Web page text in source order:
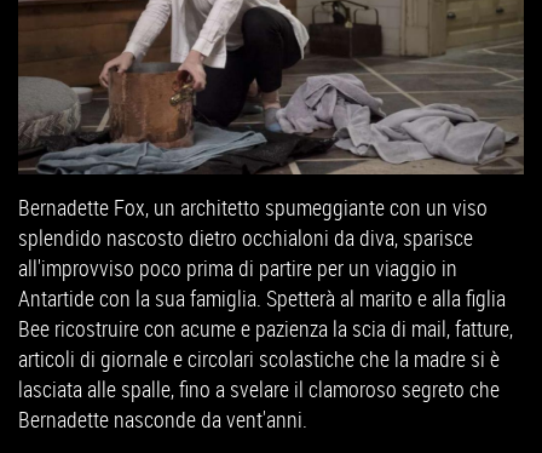
Bernadette Fox, un architetto spumeggiante con un viso
splendido nascosto dietro occhialoni da diva, sparisce
all'improvviso poco prima di partire per un viaggio in
Antartide con la sua famiglia. Spetterà al marito e alla figlia
Bee ricostruire con acume e pazienza la scia di mail, fatture,
articoli di giornale e circolari scolastiche che la madre si è
lasciata alle spalle, fino a svelare il clamoroso segreto che
Bernadette nasconde da vent'anni.